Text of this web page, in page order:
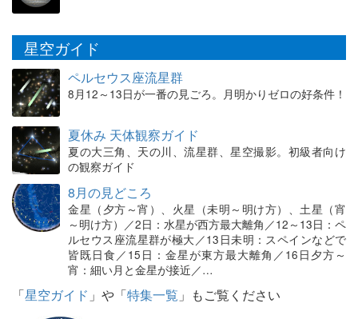
星空ガイド
ペルセウス座流星群
8月12～13日が一番の見ごろ。月明かりゼロの好条件！
夏休み 天体観察ガイド
夏の大三角、天の川、流星群、星空撮影。初級者向け
の観察ガイド
8月の見どころ
金星（夕方～宵）、火星（未明～明け方）、土星（宵
～明け方）／2日：水星が西方最大離角／12～13日：ペ
ルセウス座流星群が極大／13日未明：スペインなどで
皆既日食／15日：金星が東方最大離角／16日夕方～
宵：細い月と金星が接近／…
「星空ガイド 」や「特集一覧 」もご覧ください